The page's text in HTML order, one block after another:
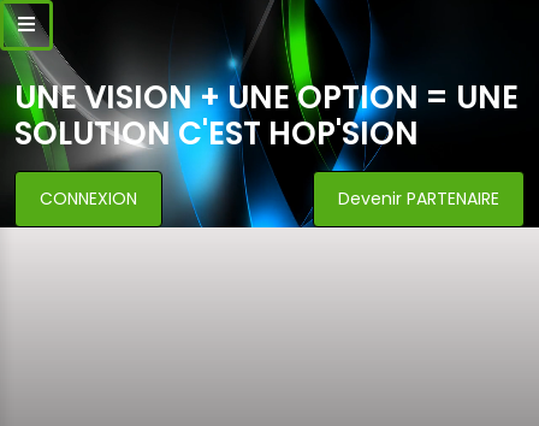
UNE VISION + UNE OPTION = UNE
SOLUTION C'EST HOP'SION
CONNEXION Devenir PARTENAIRE